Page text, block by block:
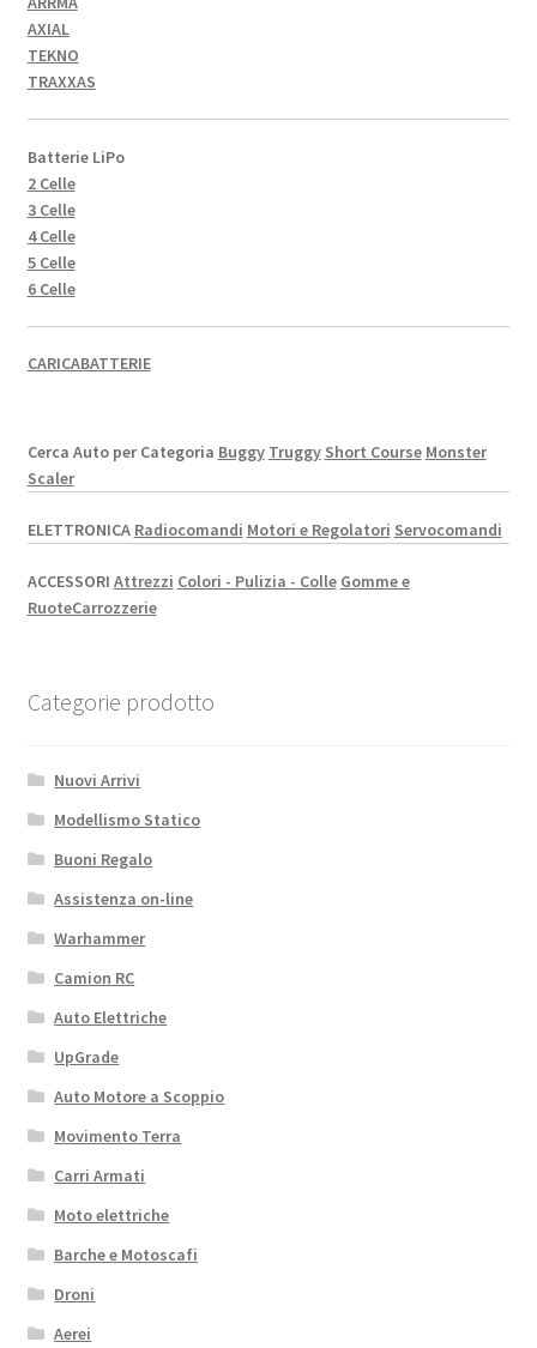
AXIAL
TEKNO
TRAXXAS
Batterie LiPo
2 Celle
3 Celle
4 Celle
5 Celle
6 Celle
CARICABATTERIE
Cerca Auto per Categoria Buggy Truggy Short Course Monster
Scaler
ELETTRONICA Radiocomandi Motori e Regolatori Servocomandi
ACCESSORI Attrezzi Colori - Pulizia - Colle Gomme e
RuoteCarrozzerie
Categorie prodotto
Nuovi Arrivi
Modellismo Statico
Buoni Regalo
Assistenza on-line
Warhammer
Camion RC
Auto Elettriche
UpGrade
Auto Motore a Scoppio
Movimento Terra
Carri Armati
Moto elettriche
Barche e Motoscafi
Droni
Aerei